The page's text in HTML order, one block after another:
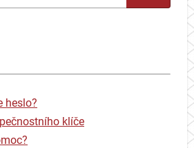
heslo?
klíče